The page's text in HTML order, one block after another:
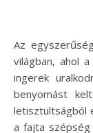
Az egyszerűség gyakran alábecsült érték a mai, rohanó
világban, ahol
ingerek
benyomást
letisztultságból
a fajta szépség